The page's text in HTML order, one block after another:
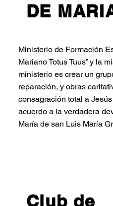
DE
Ministerio de Formación
Mariano Totus Tuus” y la
ministerio es crear un
reparación, y obras
consagración total a
acuerdo a la verdadera
María de san Luis María
Club de